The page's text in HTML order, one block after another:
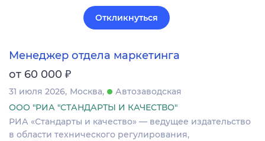
Откликнуться
Менеджер отдела маркетинга
от 60 000 ₽
31 июля 2026 Москва
Автозаводская
ООО "РИА "СТАНДАРТЫ И КАЧЕСТВО"
РИА «Стандарты и качество» — ведущее издательство
в области технического регулирования,